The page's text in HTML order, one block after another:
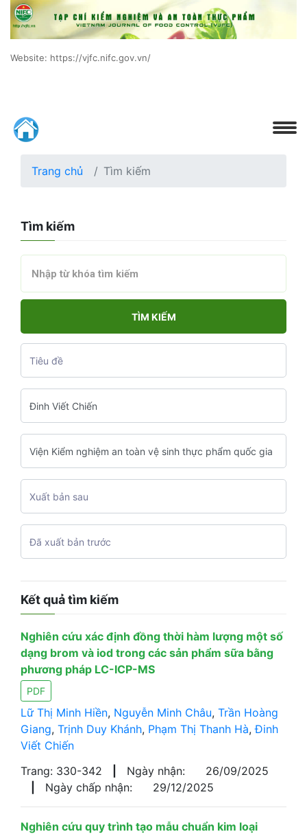
Website: https://vjfc.nifc.gov.vn/
Trang chủ Tìm kiếm
Tìm kiếm
TÌM KIẾM
Kết quả tìm kiếm
Nghiên cứu xác định đồng thời hàm lượng một số
dạng brom và iod trong các sản phẩm sữa bằng
phương pháp LC-ICP-MS
PDF
Lữ Thị Minh Hiền, Nguyễn Minh Châu, Trần Hoàng
Giang, Trịnh Duy Khánh, Phạm Thị Thanh Hà,Đinh
Viết Chiến
Trang: 330-342
Ngày nhận:
26/09/2025
Ngày chấp nhận: 29/12/2025
Nghiên cứu quy trình tạo mẫu chuẩn kim loại